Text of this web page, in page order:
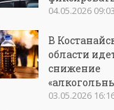
04.05.2026 09:03
В
области
снижение
03.05.2026